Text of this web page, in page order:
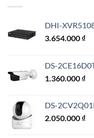
DHI-
3.654.000 ₫
DS-
1.360.000 ₫
DS-
2.050.000 ₫